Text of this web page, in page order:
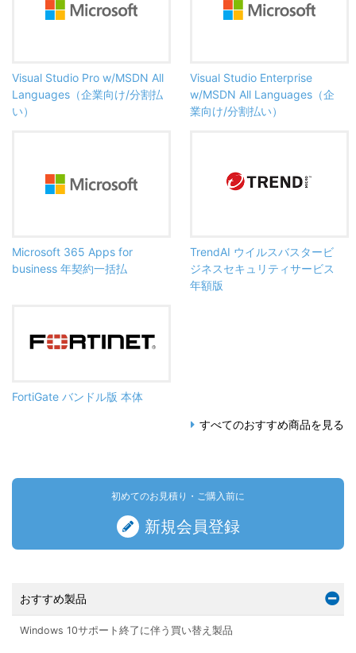
Visual Studio Pro w/MSDN All
Languages（企業向け/分割払
い）
Visual Studio Enterprise
w/MSDN All Languages（企
業向け/分割払い）
Microsoft 365 Apps for
business 年契約一括払
TrendAI ウイルスバスタービ
ジネスセキュリティサービス
年額版
FortiGate バンドル版 本体
すべてのおすすめ商品を見る
初めてのお見積り・ご購入前に
新規会員登録
おすすめ製品
Windows 10サポート終了に伴う買い替え製品